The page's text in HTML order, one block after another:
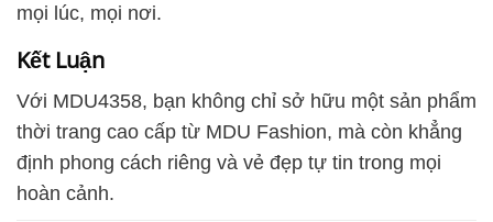
mọi lúc, mọi nơi.
Kết Luận
Với MDU4358, bạn không chỉ sở hữu một sản phẩm
thời trang cao cấp từ MDU Fashion, mà còn khẳng
định phong cách riêng và vẻ đẹp tự tin trong mọi
hoàn cảnh.